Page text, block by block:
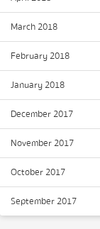
March 2018
February 2018
January 2018
December 2017
November 2017
October 2017
September 2017